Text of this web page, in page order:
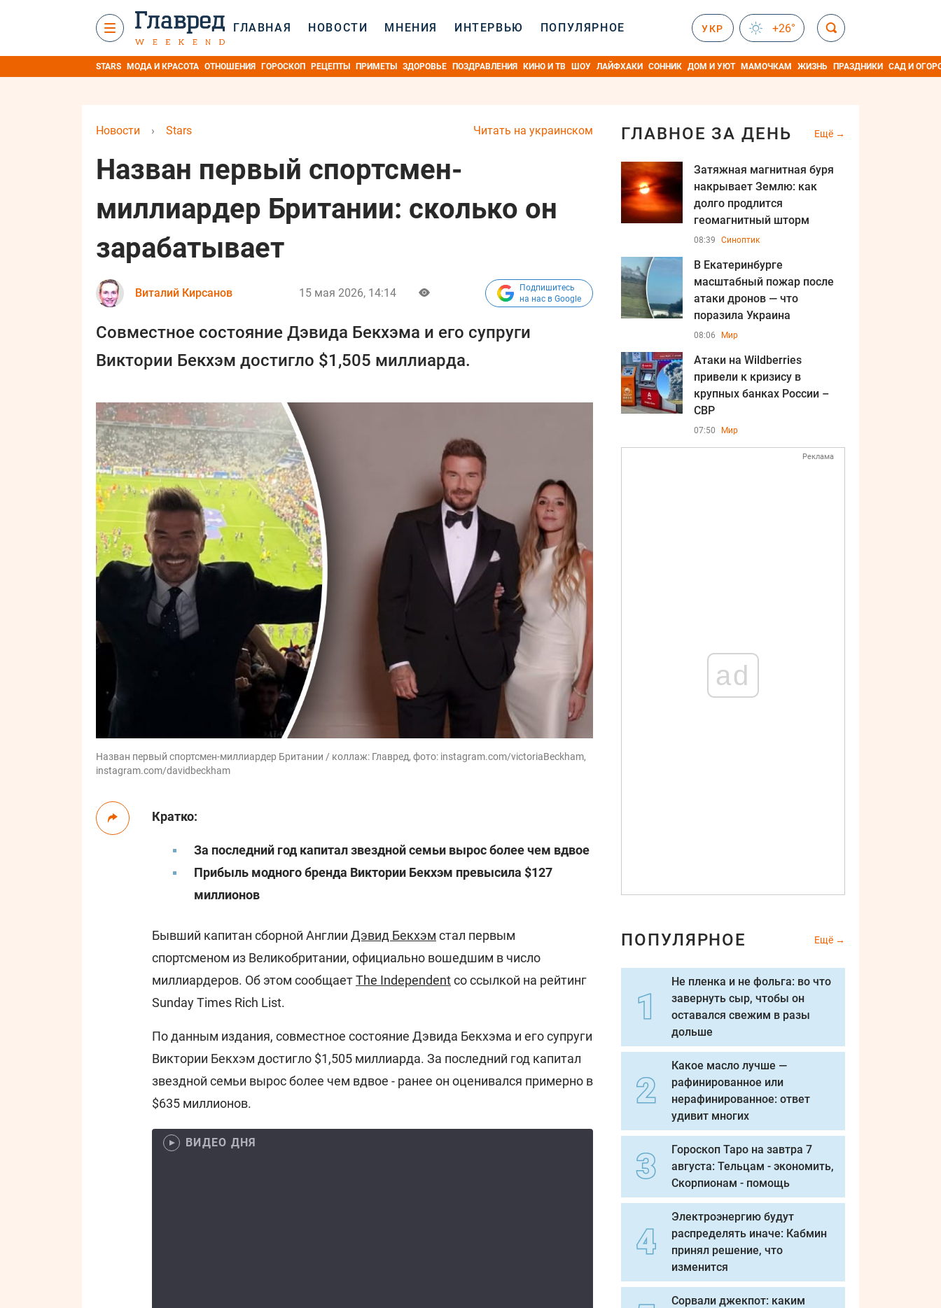
ГЛАВНАЯ НОВОСТИ МНЕНИЯ ИНТЕРВЬЮ ПОПУЛЯРНОЕ УКР +26°
STARS МОДА И КРАСОТА ОТНОШЕНИЯ ГОРОСКОП РЕЦЕПТЫ ПРИМЕТЫ ЗДОРОВЬЕ ПОЗДРАВЛЕНИЯ КИНО И ТВ ШОУ ЛАЙФХАКИ СОННИК ДОМ И УЮТ МАМОЧКАМ ЖИЗНЬ ПРАЗДНИКИ САД И
Читать на украинском
Новости › Stars
Назван первый спортсмен-
миллиардер Британии: сколько он
зарабатывает
Виталий Кирсанов 15 мая 2026, 14:14
Подпишитесь
на нас в Google
Совместное состояние Дэвида Бекхэма и его супруги
Виктории Бекхэм достигло $1,505 миллиарда.
Назван первый спортсмен-миллиардер Британии / коллаж: Главред, фото: instagram.com/victoriaBeckham,
instagram.com/davidbeckham
Кратко:
За последний год капитал звездной семьи вырос более чем вдвое
Прибыль модного бренда Виктории Бекхэм превысила $127
миллионов
Бывший капитан сборной Англии Дэвид Бекхэм стал первым
спортсменом из Великобритании, официально вошедшим в число
миллиардеров. Об этом сообщаетThe Independentсо ссылкой на рейтинг
Sunday Times Rich List.
По данным издания, совместное состояние Дэвида Бекхэма и его супруги
Виктории Бекхэм достигло $1,505 миллиарда. За последний год капитал
звездной семьи вырос более чем вдвое - ранее он оценивался примерно в
$635 миллионов.
ВИДЕО ДНЯ
ГЛАВНОЕ ЗА ДЕНЬ Ещё
Затяжная магнитная буря
накрывает Землю: как
долго продлится
геомагнитный шторм
08:39 Синоптик
В Екатеринбурге
масштабный пожар после
атаки дронов — что
поразила Украина
08:06 Мир
Атаки на Wildberries
привели к кризису в
крупных банках России –
СВР
07:50 Мир
Реклама
ad
ПОПУЛЯРНОЕ Ещё
Не пленка и не фольга: во что
завернуть сыр, чтобы он
оставался свежим в разы
дольше
Какое масло лучше —
рафинированное или
нерафинированное: ответ
удивит многих
Гороскоп Таро на завтра 7
августа: Тельцам - экономить,
Скорпионам - помощь
Электроэнергию будут
распределять иначе: Кабмин
принял решение, что
изменится
Сорвали джекпот: каким